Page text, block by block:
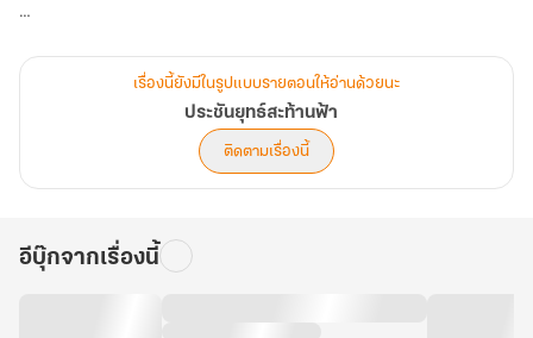
พูดคุยเกี่ยวกับนิยาย ประชันยุทธ์สะท้านฟ้า ได้ที่ Facebook :
เรื่องนี้ยังมีในรูปแบบรายตอนให้อ่านด้วยนะ
ประชันยุทธ์สะท้านฟ้า
ติดตามเรื่องนี้
อีบุ๊กจากเรื่องนี้